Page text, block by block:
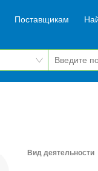
Поставщикам
Вид деятельности